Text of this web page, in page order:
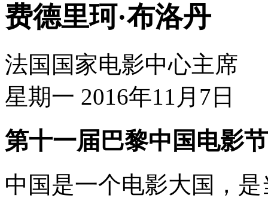
费德里珂·布洛丹
法国国家电影中心主席
星期一 2016年11月7日
第十一届巴黎中国电影节
中国是一个电影大国，